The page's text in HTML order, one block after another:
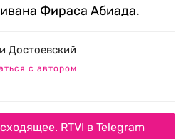
Фираса Абиада.
Достоевский
с автором
RTVI в Telegram